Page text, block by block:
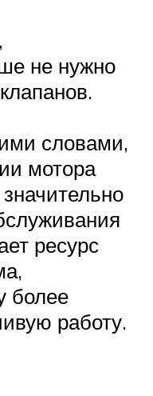
не нужно
словами,
мотора
ресурс
более
работу.